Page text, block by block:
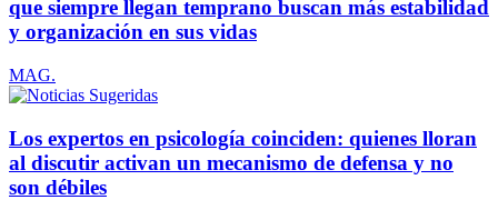
que siempre llegan temprano buscan más estabilidad
y organización en sus vidas
MAG.
Los expertos en psicología coinciden: quienes lloran
al discutir activan un mecanismo de defensa y no
son débiles